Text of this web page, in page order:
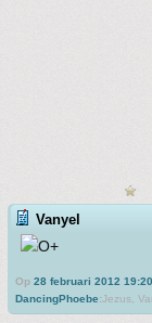
Vanyel
Op 28 februari 2012 19:20
DancingPhoebe:Jezus,